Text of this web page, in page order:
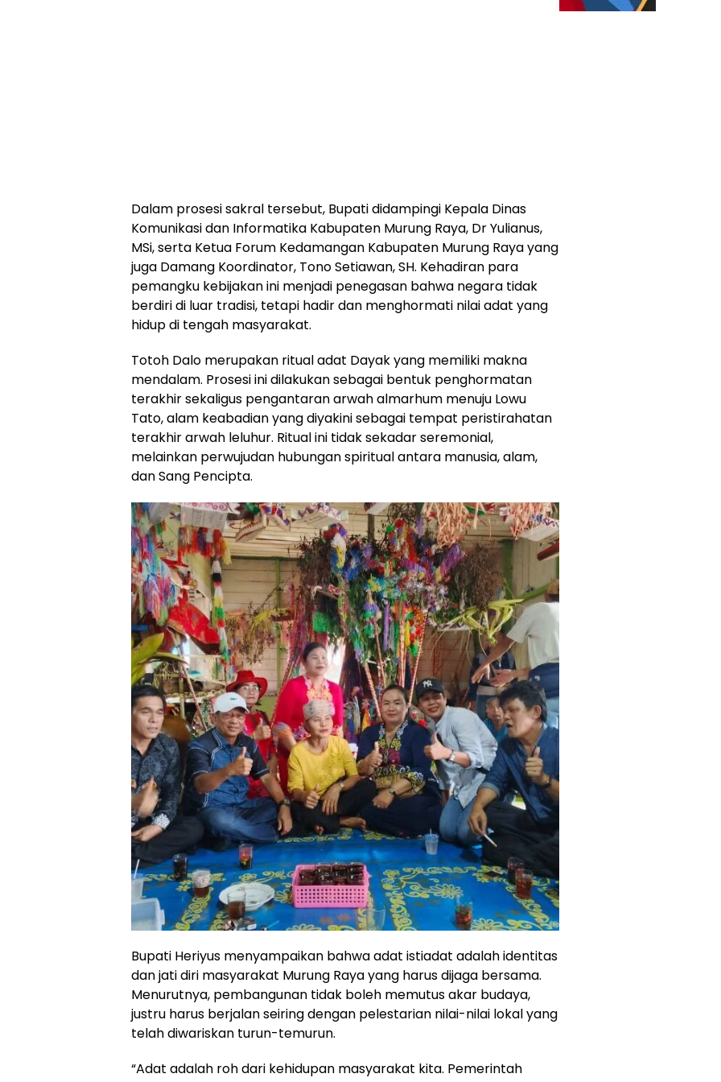
Dalam prosesi sakral tersebut, Bupati didampingi Kepala Dinas
Komunikasi dan Informatika Kabupaten Murung Raya, Dr Yulianus,
MSi, serta Ketua Forum Kedamangan Kabupaten Murung Raya yang
juga Damang Koordinator, Tono Setiawan, SH. Kehadiran para
pemangku kebijakan ini menjadi penegasan bahwa negara tidak
berdiri di luar tradisi, tetapi hadir dan menghormati nilai adat yang
hidup di tengah masyarakat.
Totoh Dalo merupakan ritual adat Dayak yang memiliki makna
mendalam. Prosesi ini dilakukan sebagai bentuk penghormatan
terakhir sekaligus pengantaran arwah almarhum menuju Lowu
Tato, alam keabadian yang diyakini sebagai tempat peristirahatan
terakhir arwah leluhur. Ritual ini tidak sekadar seremonial,
melainkan perwujudan hubungan spiritual antara manusia, alam,
dan Sang Pencipta.
Bupati Heriyus menyampaikan bahwa adat istiadat adalah identitas
dan jati diri masyarakat Murung Raya yang harus dijaga bersama.
Menurutnya, pembangunan tidak boleh memutus akar budaya,
justru harus berjalan seiring dengan pelestarian nilai-nilai lokal yang
telah diwariskan turun-temurun.
“Adat adalah roh dari kehidupan masyarakat kita. Pemerintah